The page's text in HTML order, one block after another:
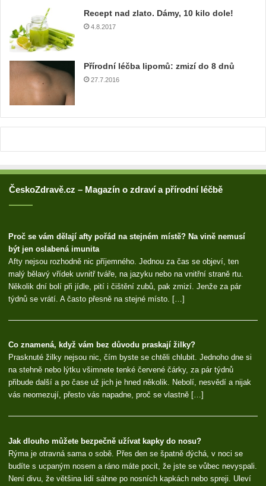
a
d
r
Recept nad zlato. Dámy, 10 kilo dole!
4.8.2017
Přírodní léčba lipomů: zmizí do 8 dnů
27.7.2016
ČeskoZdravě.cz – Magazín o zdraví a přírodní léčbě
Proč se vám dělají afty pořád na stejném místě? Na vině nemusí
být jen oslabená imunita
Afty nejsou rozhodně nic příjemného. Jednou za čas se objeví, ten
malý bělavý vřídek uvnitř tváře, na jazyku nebo na vnitřní straně rtu.
Několik dní bolí při jídle, pití i čištění zubů, pak zmizí. Jenže za pár
týdnů se vrátí. A často přesně na stejné místo. […]
Co znamená, když vám bez důvodu praskají žilky?
Prasknuté žilky nejsou nic, čím byste se chtěli chlubit. Jednoho dne si
na stehně nebo lýtku všimnete tenké červené čárky, za pár týdnů
přibude další a po čase už jich je hned několik. Nebolí, nesvědí a nijak
vás neomezují, přesto vás napadne, proč se vlastně […]
Jak dlouho můžete bezpečně užívat kapky do nosu?
Rýma je otravná sama o sobě. Přes den se špatně dýchá, v noci se
budíte s ucpaným nosem a ráno máte pocit, že jste se vůbec nevyspali.
Není divu, že většina lidí sáhne po nosních kapkách nebo spreji. Uleví